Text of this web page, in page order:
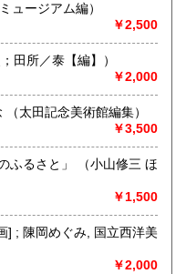
河台に向けて歩いていき
久堂の看板が見えます。
美術書や美術全集が各種
術関係の本など趣味に関
軽にお尋ねください。
も行っておりますので、
メトロ半蔵門線 JR総武線
茶ノ水駅徒歩9分
ら18時まで
日:12月28日から1月4日)
崎市市民ミュージアム編）
￥2,500
椎野／晃史；田所／泰【編】）
￥2,000
菊川英山 : 特別展 : 没後150年記念 （太田記念美術館編集）
￥3,500
（小山修三 ほ
￥1,500
￥2,000